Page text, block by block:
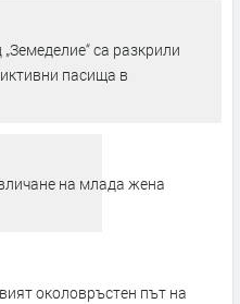
са разкрили
пасища в
на млада жена
околовръстен път на